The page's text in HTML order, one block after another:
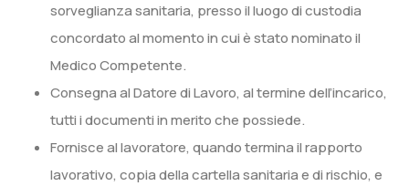
sorveglianza sanitaria, presso il luogo di custodia
concordato al momento in cui è stato nominato il
Medico Competente.
Consegna al Datore di Lavoro, al termine dell’incarico,
tutti i documenti in merito che possiede.
Fornisce al lavoratore, quando termina il rapporto
lavorativo, copia della cartella sanitaria e di rischio, e